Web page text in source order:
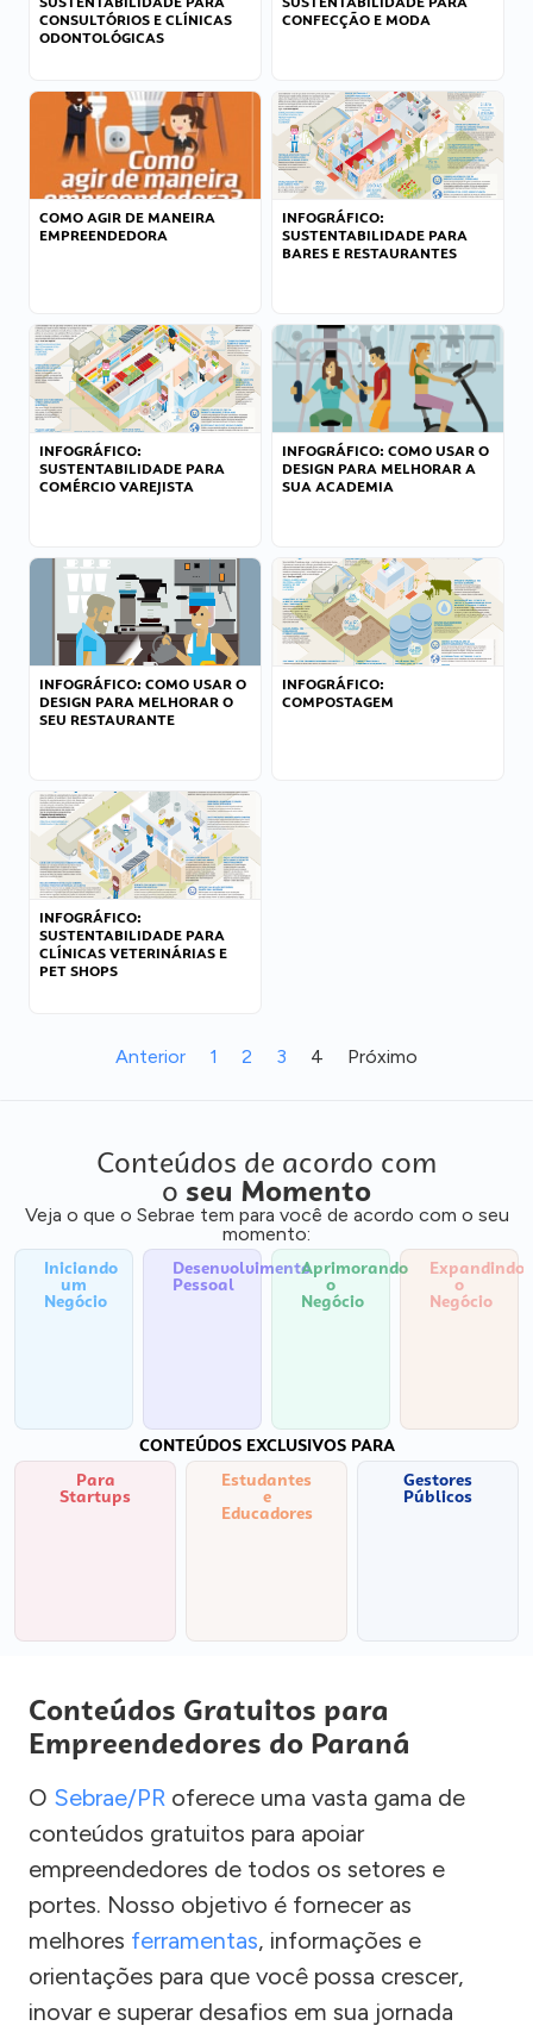
CONSULTÓRIOS E CLÍNICAS
ODONTOLÓGICAS
CONFECÇÃO E MODA
COMO AGIR DE MANEIRA
EMPREENDEDORA
INFOGRÁFICO:
SUSTENTABILIDADE PARA
BARES E RESTAURANTES
INFOGRÁFICO:
SUSTENTABILIDADE PARA
COMÉRCIO VAREJISTA
INFOGRÁFICO: COMO USAR O
DESIGN PARA MELHORAR A
SUA ACADEMIA
INFOGRÁFICO: COMO USAR O
DESIGN PARA MELHORAR O
SEU RESTAURANTE
INFOGRÁFICO:
COMPOSTAGEM
INFOGRÁFICO:
SUSTENTABILIDADE PARA
CLÍNICAS VETERINÁRIAS E
PET SHOPS
Anterior 1 2 3 4 Próximo
Conteúdos de acordo com
o seu Momento
Veja o que o Sebrae tem para você de acordo com o seu
momento:
Iniciando
um
Negócio
Desenvolvimento
Pessoal
Aprimorando
o
Negócio
Expandindo
o
Negócio
CONTEÚDOS EXCLUSIVOS PARA
Para
Startups
Estudantes
e
Educadores
Gestores
Públicos
Conteúdos Gratuitos para
Empreendedores do Paraná
O Sebrae/PR oferece uma vasta gama de
conteúdos gratuitos para apoiar
empreendedores de todos os setores e
portes. Nosso objetivo é fornecer as
melhores ferramentas, informações e
orientações para que você possa crescer,
inovar e superar desafios em sua jornada